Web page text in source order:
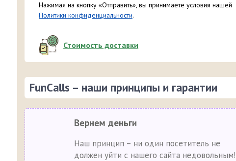
Нажимая на кнопку «Отправить», вы принимаете условия нашей
Политики конфиденциальности.
Стоимость доставки
FunCalls – наши принципы и гарантии
Вернем деньги
Наш принцип – ни один посетитель не
должен уйти с нашего сайта недовольным!